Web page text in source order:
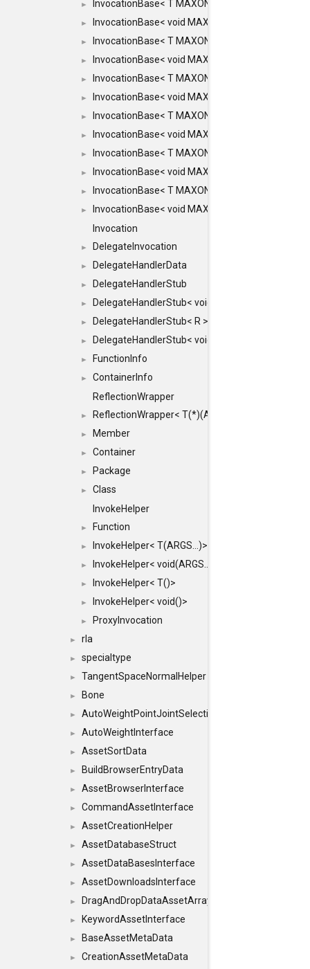
► InvocationBase< T
► InvocationBase< void
► InvocationBase< T
► InvocationBase< void
► InvocationBase< T
► InvocationBase< void
► InvocationBase< T
► InvocationBase< void
► InvocationBase< T
► InvocationBase< void
► InvocationBase< T
►
InvocationBase< void
Invocation
► DelegateInvocation
► DelegateHandlerData
► DelegateHandlerStub
► DelegateHandlerStub< void, ARGS... >
► DelegateHandlerStub< R >
► DelegateHandlerStub< void >
► FunctionInfo
►
ContainerInfo
ReflectionWrapper
► ReflectionWrapper< T(*)(ARGS...)>
► Member
► Container
► Package
►
Class
InvokeHelper
► Function
► InvokeHelper< T(ARGS...)>
► InvokeHelper< void(ARGS...)>
► InvokeHelper< T()>
► InvokeHelper< void()>
► ProxyInvocation
► rla
► specialtype
► TangentSpaceNormalHelper
► Bone
► AutoWeightPointJointSelections
► AutoWeightInterface
► AssetSortData
► BuildBrowserEntryData
► AssetBrowserInterface
► CommandAssetInterface
► AssetCreationHelper
► AssetDatabaseStruct
► AssetDataBasesInterface
► AssetDownloadsInterface
► DragAndDropDataAssetArray
► KeywordAssetInterface
► BaseAssetMetaData
► CreationAssetMetaData